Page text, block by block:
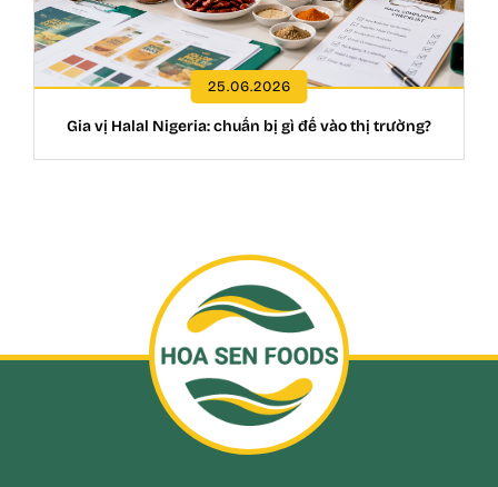
25.06.2026
Gia vị Halal Nigeria: chuẩn bị gì để vào thị trường?